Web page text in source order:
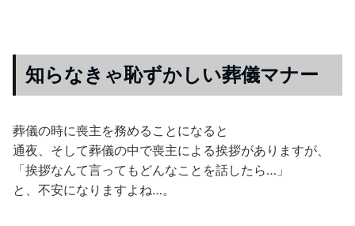
知らなきゃ恥ずかしい葬儀マナー
葬儀の時に喪主を務めることになると
通夜、そして葬儀の中で喪主による挨拶がありますが、
「挨拶なんて言ってもどんなことを話したら…」
と、不安になりますよね…。